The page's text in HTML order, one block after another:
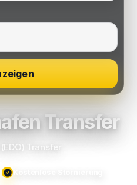
Transfer
Transfer